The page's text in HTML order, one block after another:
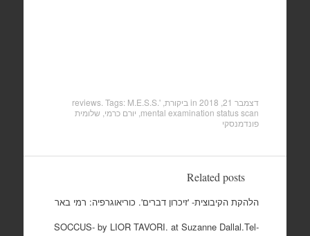
דצמבר 21, 2018 in ביקורת, reviews . Tags: M.E.S.S.'
mental examination status scan יורם כרמי שלומית
פונדמנסקי
Related posts
הלהקת הקיבוצית- 'זיכרון דברים'. כוריאוגרפיה: רמי באר
SOCCUS- by LIOR TAVORI. at Suzanne Dallal.Tel-